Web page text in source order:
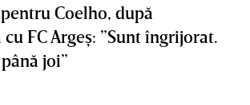
Coelho, după
FC Argeş: ”Sunt îngrijorat.
joi”